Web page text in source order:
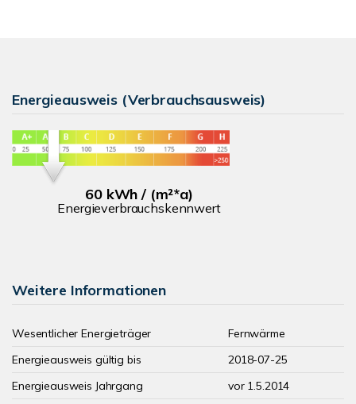
Energieausweis (Verbrauchsausweis)
60 kWh / (m²*a)
Energieverbrauchskennwert
Weitere Informationen
Wesentlicher Energieträger
Fernwärme
Energieausweis gültig bis
2018-07-25
Energieausweis Jahrgang
vor 1.5.2014